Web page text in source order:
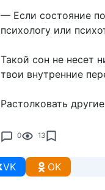
— Если состояние
психологу или
Такой сон не несет
твои внутренние
Растолковать
0 13
VK OK